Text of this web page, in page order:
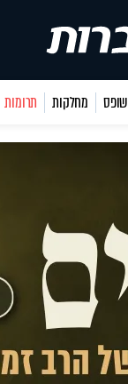
שופס מחלקות תרומות